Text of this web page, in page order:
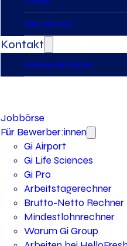
Wer wir sind
Kontakt
Interne Anfragen
Jobbörse
Für Bewerber:innen
Gi Airport
Gi Life Sciences
Gi Pro
Arbeitstagerechner
Brutto-Netto Rechner
Mindestlohnrechner
Warum Gi Group